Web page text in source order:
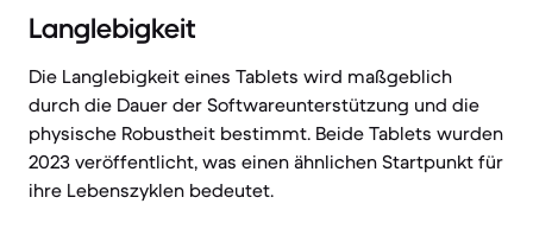
Langlebigkeit
Die Langlebigkeit eines Tablets wird maßgeblich
durch die Dauer der Softwareunterstützung und die
physische Robustheit bestimmt. Beide Tablets wurden
2023 veröffentlicht, was einen ähnlichen Startpunkt für
ihre Lebenszyklen bedeutet.